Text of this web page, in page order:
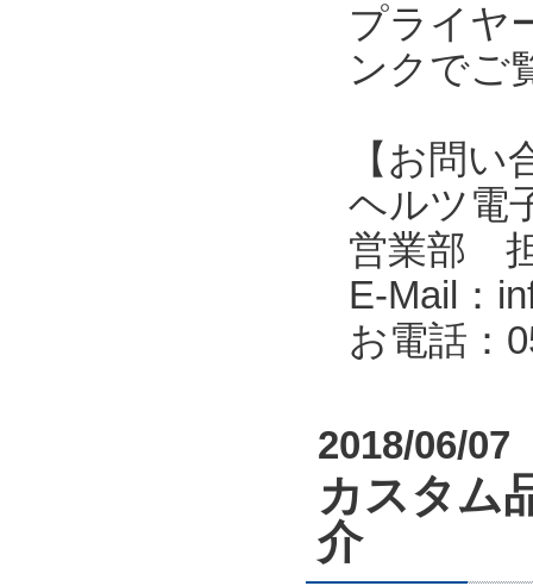
プライヤ
ンクでご
【お問い
ヘルツ電
営業部
E-Mail：
お電話：
2018/06/07
カスタム
介